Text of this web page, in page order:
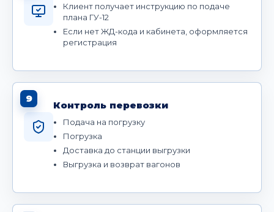
Клиент получает инструкцию по подаче
плана ГУ-12
Если нет ЖД-кода и кабинета, оформляется
регистрация
9
Контроль перевозки
Подача на погрузку
Погрузка
Доставка до станции выгрузки
Выгрузка и возврат вагонов